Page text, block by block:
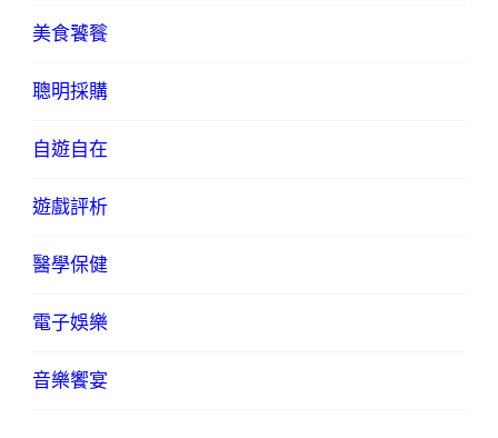
美食饕餮
聰明採購
自遊自在
遊戲評析
醫學保健
電子娛樂
音樂饗宴